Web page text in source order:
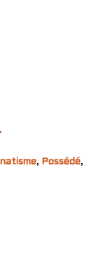
, Possédé,